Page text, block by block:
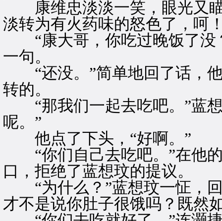
康维忠淡淡一笑，眼光又瞄
淡转为有火药味的怒色了，呵
“康大哥，你吃过晚饭了没
一句。
“还没。”简单地回了话，他
转的。
“那我们一起去吃吧。”蓝想
呢。”
他点了下头，“好啊。”
“你们自己去吃吧。”在他的
口，拒绝了蓝想玟的提议。
“为什么？”蓝想玟一怔，回
才不是说你肚子很饿吗？既然